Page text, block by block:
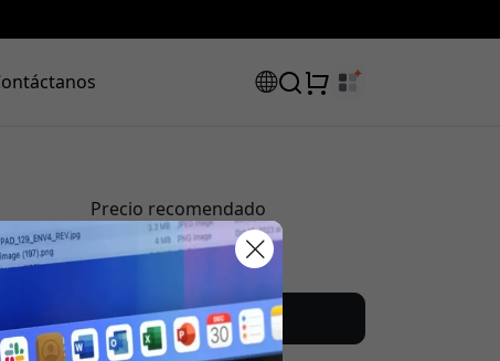
Precio recomendado
64.99 EUR
Compra ahora
de